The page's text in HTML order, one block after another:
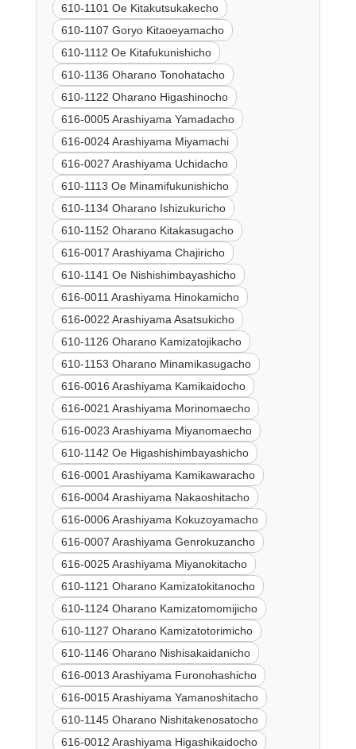
610-1101 Oe Kitakutsukakecho
610-1107 Goryo Kitaoeyamacho
610-1112 Oe Kitafukunishicho
610-1136 Oharano Tonohatacho
610-1122 Oharano Higashinocho
616-0005 Arashiyama Yamadacho
616-0024 Arashiyama Miyamachi
616-0027 Arashiyama Uchidacho
610-1113 Oe Minamifukunishicho
610-1134 Oharano Ishizukuricho
610-1152 Oharano Kitakasugacho
616-0017 Arashiyama Chajiricho
610-1141 Oe Nishishimbayashicho
616-0011 Arashiyama Hinokamicho
616-0022 Arashiyama Asatsukicho
610-1126 Oharano Kamizatojikacho
610-1153 Oharano Minamikasugacho
616-0016 Arashiyama Kamikaidocho
616-0021 Arashiyama Morinomaecho
616-0023 Arashiyama Miyanomaecho
610-1142 Oe Higashishimbayashicho
616-0001 Arashiyama Kamikawaracho
616-0004 Arashiyama Nakaoshitacho
616-0006 Arashiyama Kokuzoyamacho
616-0007 Arashiyama Genrokuzancho
616-0025 Arashiyama Miyanokitacho
610-1121 Oharano Kamizatokitanocho
610-1124 Oharano Kamizatomomijicho
610-1127 Oharano Kamizatotorimicho
610-1146 Oharano Nishisakaidanicho
616-0013 Arashiyama Furonohashicho
616-0015 Arashiyama Yamanoshitacho
610-1145 Oharano Nishitakenosatocho
616-0012 Arashiyama Higashikaidocho